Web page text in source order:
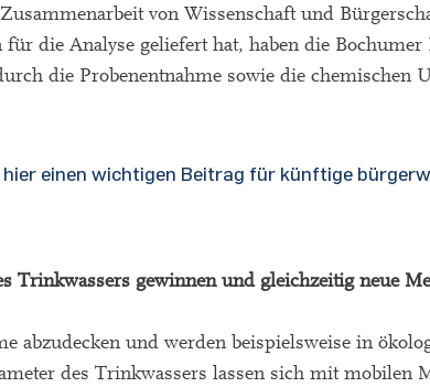
von Wissenschaft und
die Analyse geliefert hat, haben die
die Probenentnahme sowie die chemischen
einen wichtigen Beitrag für künftige
Trinkwassers gewinnen und gleichzeitig neue
abzudecken und werden beispielsweise in
des Trinkwassers lassen sich mit mobilen